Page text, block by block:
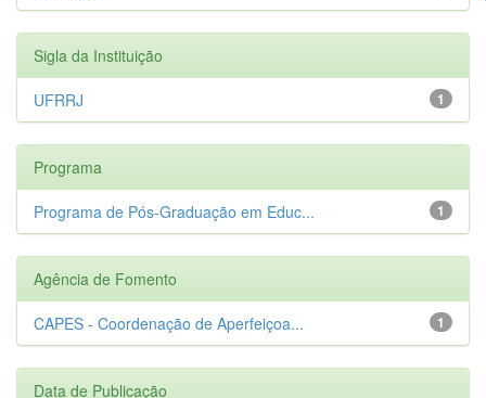
Sigla da Instituição
1
UFRRJ
Programa
1
Programa de Pós-Graduação em Educ...
Agência de Fomento
1
CAPES - Coordenação de Aperfeiçoa...
Data de Publicação